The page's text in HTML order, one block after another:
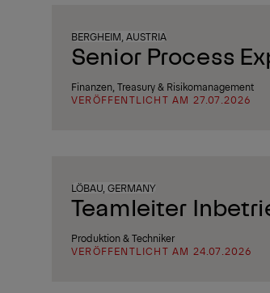
BERGHEIM, AUSTRIA
Senior Process
Finanzen, Treasury & Risikomanagement
VERÖFFENTLICHT AM 27.07.2026
LÖBAU, GERMANY
Teamleiter
Produktion & Techniker
VERÖFFENTLICHT AM 24.07.2026